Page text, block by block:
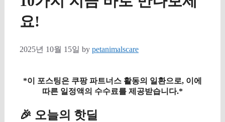
요!
2025년 10월 15일 by petanimalscare
*이 포스팅은 쿠팡 파트너스 활동의 일환으로, 이에
따른 일정액의 수수료를 제공받습니다.*
🎉 오늘의 핫딜